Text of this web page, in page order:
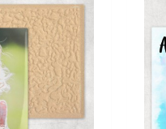
mais info
add à lista